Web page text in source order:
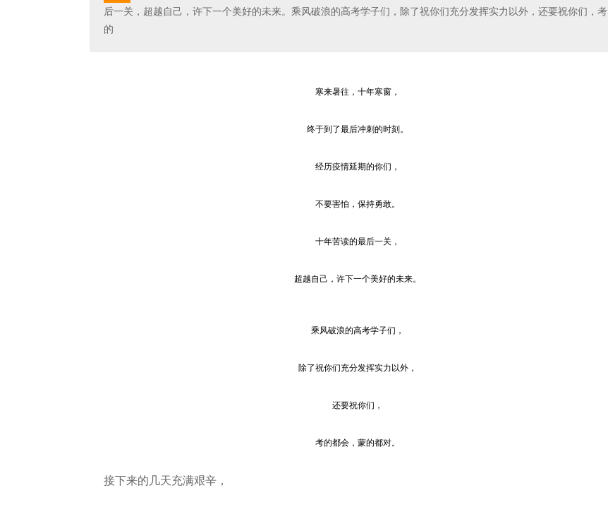
后一关，超越自己，许下一个美好的未来。乘风破浪的高考学子们，除了祝你们充分发挥实力以外，还要祝你们，考
的
寒来暑往，十年寒窗，
终于到了最后冲刺的时刻。
经历疫情延期的你们，
不要害怕，保持勇敢。
十年苦读的最后一关，
超越自己，许下一个美好的未来。
乘风破浪的高考学子们，
除了祝你们充分发挥实力以外，
还要祝你们，
考的都会，蒙的都对。
接下来的几天充满艰辛，